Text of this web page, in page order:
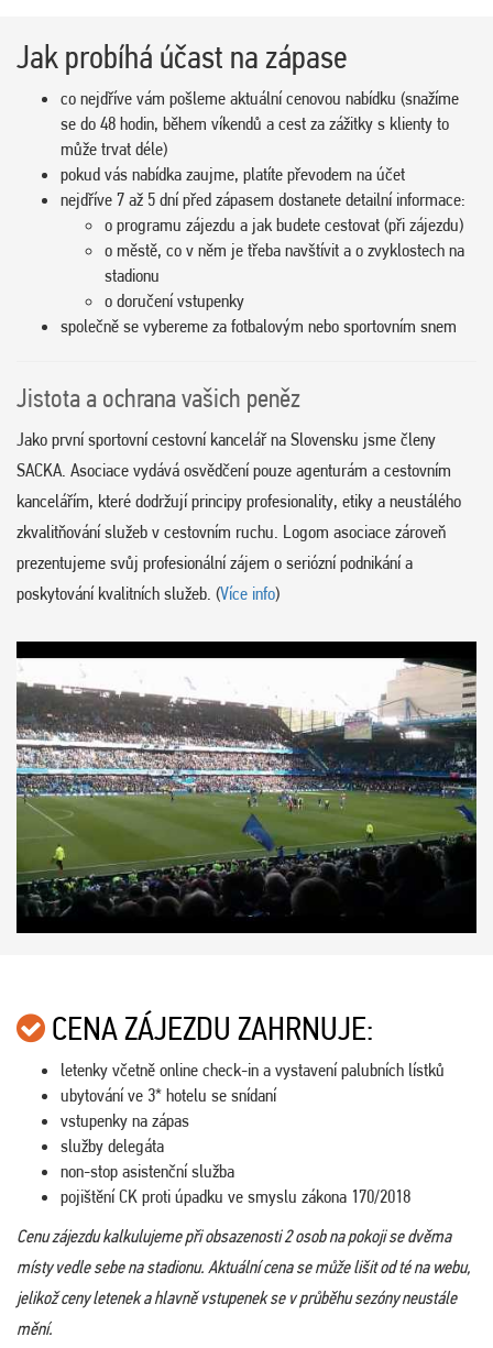
Jak probíhá účast na zápase
co nejdříve vám pošleme aktuální cenovou nabídku (snažíme
se do 48 hodin, během víkendů a cest za zážitky s klienty to
může trvat déle)
pokud vás nabídka zaujme, platíte převodem na účet
nejdříve 7 až 5 dní před zápasem dostanete detailní informace:
o programu zájezdu a jak budete cestovat (při zájezdu)
o městě, co v něm je třeba navštívit a o zvyklostech na
stadionu
o doručení vstupenky
společně se vybereme za fotbalovým nebo sportovním snem
Jistota a ochrana vašich peněz
Jako první sportovní cestovní kancelář na Slovensku jsme členy
SACKA. Asociace vydává osvědčení pouze agenturám a cestovním
kancelářím, které dodržují principy profesionality, etiky a neustálého
zkvalitňování služeb v cestovním ruchu. Logom asociace zároveň
prezentujeme svůj profesionální zájem o seriózní podnikání a
poskytování kvalitních služeb. (Více info)
CENA ZÁJEZDU ZAHRNUJE:
letenky včetně online check-in a vystavení palubních lístků
ubytování ve 3* hotelu se snídaní
vstupenky na zápas
služby delegáta
non-stop asistenční služba
pojištění CK proti úpadku ve smyslu zákona 170/2018
Cenu zájezdu kalkulujeme při obsazenosti 2 osob na pokoji se dvěma
místy vedle sebe na stadionu. Aktuální cena se může lišit od té na webu,
jelikož ceny letenek a hlavně vstupenek se v průběhu sezóny neustále
mění.